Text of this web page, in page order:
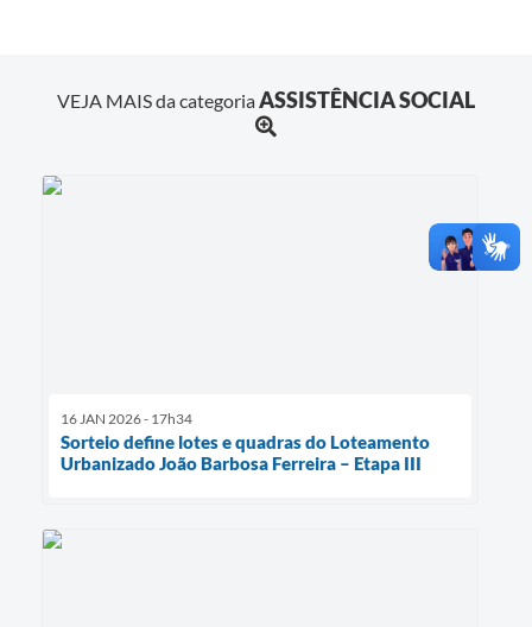
VEJA MAIS da categoriaASSISTÊNCIA SOCIAL
16 JAN 2026 - 17h34
Sorteio define lotes e quadras do Loteamento
Urbanizado João Barbosa Ferreira – Etapa III